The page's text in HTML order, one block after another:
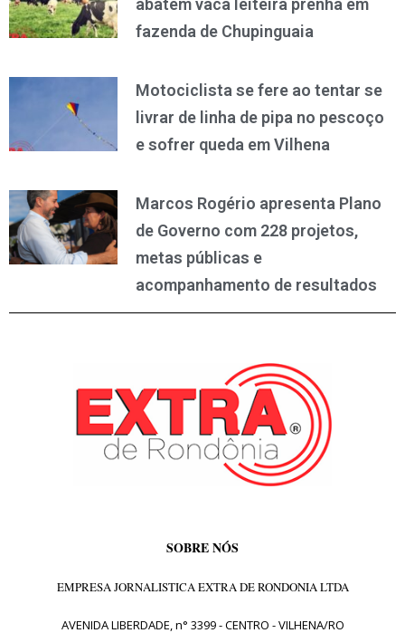
abatem vaca leiteira prenha em
fazenda de Chupinguaia
Motociclista se fere ao tentar se
livrar de linha de pipa no pescoço
e sofrer queda em Vilhena
Marcos Rogério apresenta Plano
de Governo com 228 projetos,
metas públicas e
acompanhamento de resultados
SOBRE NÓS
EMPRESA JORNALISTICA EXTRA DE RONDONIA LTDA
AVENIDA LIBERDADE, n° 3399 - CENTRO - VILHENA/RO